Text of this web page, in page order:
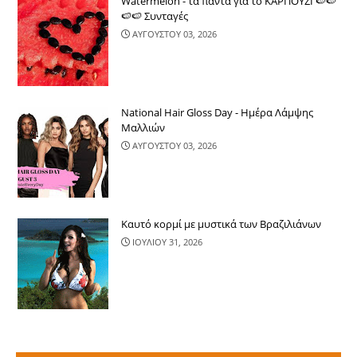
🍉🍉 Συνταγές
ΑΥΓΟΥΣΤΟΥ 03, 2026
National Hair Gloss Day - Ημέρα Λάμψης
Μαλλιών
ΑΥΓΟΥΣΤΟΥ 03, 2026
Καυτό κορμί με μυστικά των Βραζιλιάνων
ΙΟΥΛΙΟΥ 31, 2026